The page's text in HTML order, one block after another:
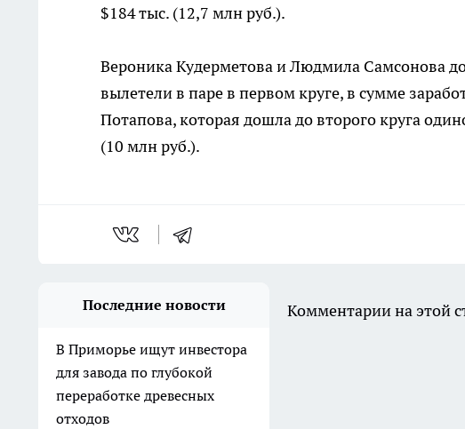
$184 тыс. (12,7 млн руб.).
Вероника Кудерметова и Людмила Самсонова
вылетели в паре в первом круге, в сумме
Потапова, которая дошла до второго круга
(10 млн руб.).
Последние новости
В Приморье ищут инвестора
для завода по глубокой
переработке древесных
отходов
Комментарии на этой